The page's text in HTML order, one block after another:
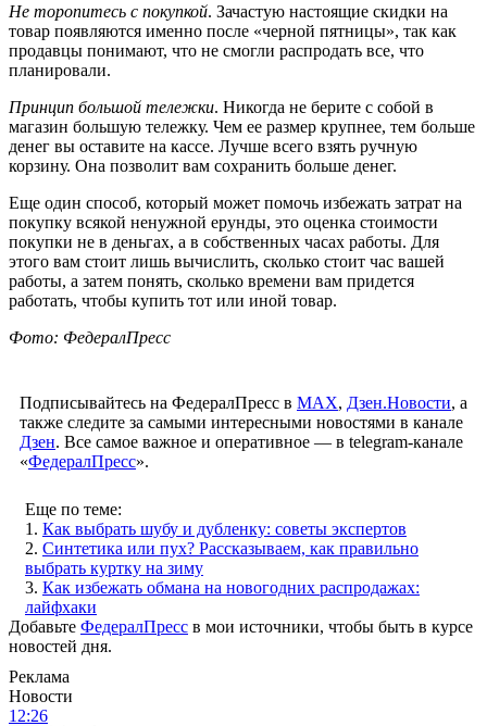
Не торопитесь с покупкой. Зачастую настоящие скидки на
товар появляются именно после «черной пятницы», так как
продавцы понимают, что не смогли распродать все, что
планировали.
Принцип большой тележки. Никогда не берите с собой в
магазин большую тележку. Чем ее размер крупнее, тем больше
денег вы оставите на кассе. Лучше всего взять ручную
корзину. Она позволит вам сохранить больше денег.
Еще один способ, который может помочь избежать затрат на
покупку всякой ненужной ерунды, это оценка стоимости
покупки не в деньгах, а в собственных часах работы. Для
этого вам стоит лишь вычислить, сколько стоит час вашей
работы, а затем понять, сколько времени вам придется
работать, чтобы купить тот или иной товар.
Фото: ФедералПресс
Подписывайтесь на ФедералПресс в МАХ, Дзен.Новости, а
также следите за самыми интересными новостями в канале
Дзен. Все самое важное и оперативное — в telegram-канале
«ФедералПресс».
Еще по теме:
1. Как выбрать шубу и дубленку: советы экспертов
2. Синтетика или пух? Рассказываем, как правильно
выбрать куртку на зиму
3. Как избежать обмана на новогодних распродажах:
лайфхаки
Добавьте ФедералПресс в мои источники, чтобы быть в курсе
новостей дня.
Реклама
Новости
12:26